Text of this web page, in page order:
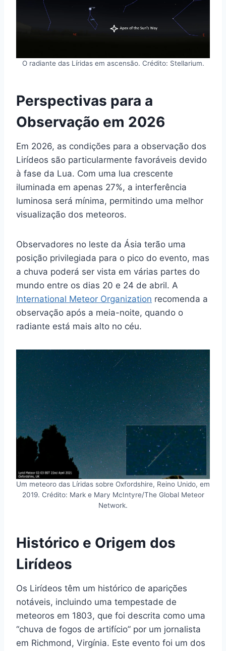
O radiante das Líridas em ascensão. Crédito: Stellarium.
Perspectivas para a
Observação em 2026
Em 2026, as condições para a observação dos
Lirídeos são particularmente favoráveis devido
à fase da Lua. Com uma lua crescente
iluminada em apenas 27%, a interferência
luminosa será mínima, permitindo uma melhor
visualização dos meteoros.
Observadores no leste da Ásia terão uma
posição privilegiada para o pico do evento, mas
a chuva poderá ser vista em várias partes do
mundo entre os dias 20 e 24 de abril. A
International Meteor Organization recomenda a
observação após a meia-noite, quando o
radiante está mais alto no céu.
Um meteoro das Líridas sobre Oxfordshire, Reino Unido, em
2019. Crédito: Mark e Mary McIntyre/The Global Meteor
Network.
Histórico e Origem dos
Lirídeos
Os Lirídeos têm um histórico de aparições
notáveis, incluindo uma tempestade de
meteoros em 1803, que foi descrita como uma
“chuva de fogos de artifício” por um jornalista
em Richmond, Virgínia. Este evento foi um dos